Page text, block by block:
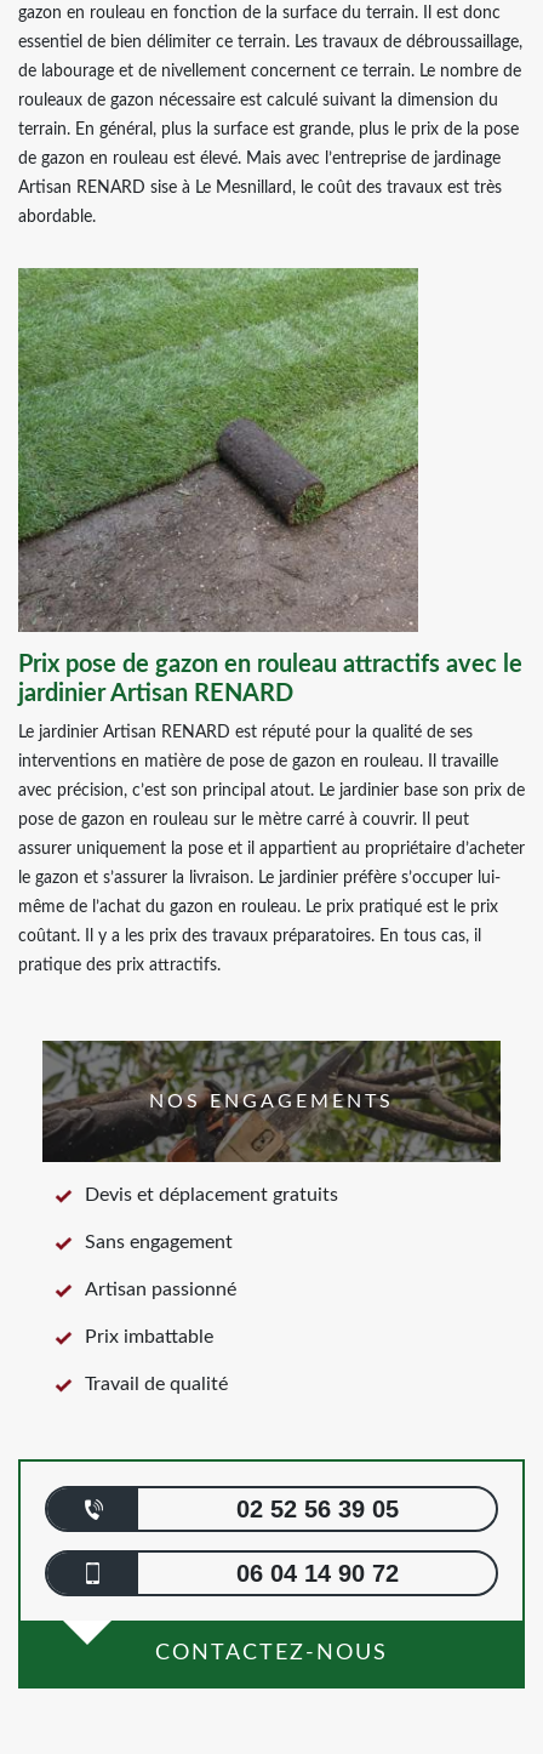
gazon en rouleau en fonction de la surface du terrain. Il est donc
essentiel de bien délimiter ce terrain. Les travaux de débroussaillage,
de labourage et de nivellement concernent ce terrain. Le nombre de
rouleaux de gazon nécessaire est calculé suivant la dimension du
terrain. En général, plus la surface est grande, plus le prix de la pose
de gazon en rouleau est élevé. Mais avec l’entreprise de jardinage
Artisan RENARD sise à Le Mesnillard, le coût des travaux est très
abordable.
Prix pose de gazon en rouleau attractifs avec le
jardinier Artisan RENARD
Le jardinier Artisan RENARD est réputé pour la qualité de ses
interventions en matière de pose de gazon en rouleau. Il travaille
avec précision, c’est son principal atout. Le jardinier base son prix de
pose de gazon en rouleau sur le mètre carré à couvrir. Il peut
assurer uniquement la pose et il appartient au propriétaire d’acheter
le gazon et s’assurer la livraison. Le jardinier préfère s’occuper lui-
même de l’achat du gazon en rouleau. Le prix pratiqué est le prix
coûtant. Il y a les prix des travaux préparatoires. En tous cas, il
pratique des prix attractifs.
NOS ENGAGEMENTS
Devis et déplacement gratuits
Sans engagement
Artisan passionné
Prix imbattable
Travail de qualité
02 52 56 39 05
06 04 14 90 72
CONTACTEZ-NOUS